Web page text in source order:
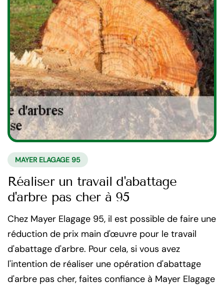
MAYER ELAGAGE 95
Réaliser un travail d'abattage
d'arbre pas cher à 95
Chez Mayer Elagage 95, il est possible de faire une
réduction de prix main d'œuvre pour le travail
d'abattage d'arbre. Pour cela, si vous avez
l'intention de réaliser une opération d'abattage
d'arbre pas cher, faites confiance à Mayer Elagage